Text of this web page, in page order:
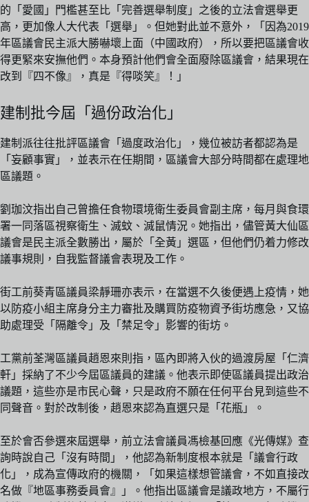
的「愛國」門檻甚至比「完善選舉制度」之後的立法會選舉更
高，更加像人大代表「選舉」。但她對此並不意外，「因為2019
年區議會民主派大勝嚇壞上面（中國政府），所以要把區議會收
得更緊來安撫他們。本身預計他們會全面廢除區議會，結果現在
改到『四不像』，真是『得啖笑』！」
建制批今屆「過份政治化」
建制派往往批評區議會「過度政治化」，幾位被訪者都認為是
「妄顧事實」，並表示在任期間，區議會大部分時間都在處理地
區議題。
劉珈汶指出自己曾擔任食物環境衛生委員會副主席，每月與食環
署一同落區視察衛生、滅蚊、滅鼠情況。她指出，儘管黃大仙區
議會是民主派全數勝出，屬於「全黃」選區，但他們仍着力修改
議事規則，自我監督議會表現及工作。
街工前葵青區議員梁靜珊亦表示，在當選不久後便遇上疫情，她
以防疫小組主席身分主力審批及購買防疫物資予街坊應急，又協
助處理受「隔離令」及「禁足令」影響的街坊。
工黨前荃灣區議員趙恩來則指，區內即將入伙的過渡房屋「仁濟
軒」採納了不少今屆區議員的建議。他表示即使區議員提出政治
議題，這些亦是市民心聲，只是政府不願在任何平台見到這些不
同聲音。對於改制後，趙恩來認為直選只是「花瓶」。
至於會否參選來屆選舉，前立法會議員馮檢基回應《光傳媒》查
詢時說自己「沒有時間」，他認為新制度根本就是「議會行政
化」，成為宣傳政府的機關，「如果這樣想管議會，不如直接改
名做『地區事務委員會』」。他指出區議會是議政地方，不屬行